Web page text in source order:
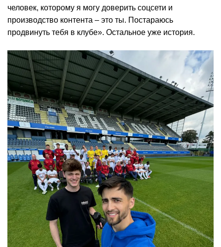
человек, которому я могу доверить соцсети и
производство контента – это ты. Постараюсь
продвинуть тебя в клубе». Остальное уже история.